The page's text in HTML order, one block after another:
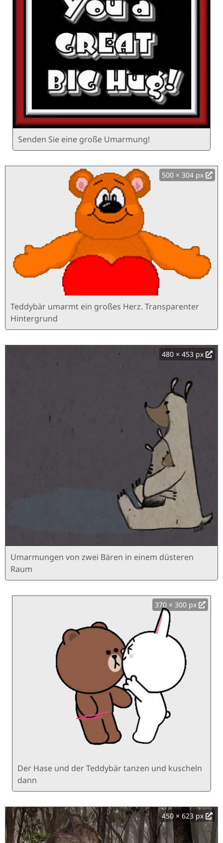
Senden Sie eine große Umarmung!
500 × 304 px
Teddybär umarmt ein großes Herz. Transparenter
Hintergrund
480 × 453 px
Umarmungen von zwei Bären in einem düsteren
Raum
370 × 300 px
Der Hase und der Teddybär tanzen und kuscheln
dann
450 × 623 px